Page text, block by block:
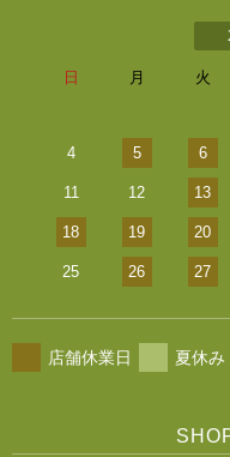
日 月 火
4 5 6
11 12 13
18 19 20
25 26 27
店舗休業日 夏休み